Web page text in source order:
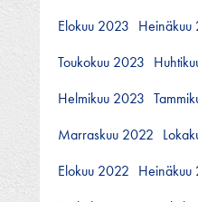
Elokuu 2023 Heinäkuu
Toukokuu 2023
Helmikuu 2023
Marraskuu 2022
Elokuu 2022 Heinäkuu